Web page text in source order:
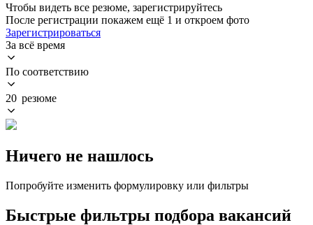
Чтобы видеть все резюме, зарегистрируйтесь
После регистрации покажем ещё 1 и откроем фото
Зарегистрироваться
За всё время
По соответствию
20 резюме
Ничего не нашлось
Попробуйте изменить формулировку или фильтры
Быстрые фильтры подбора вакансий